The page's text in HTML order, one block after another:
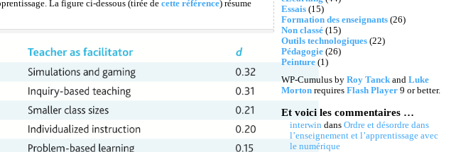
La figure ci-dessous (tirée de cette référence) résume
Essais(15)
Formation des enseignants(26)
Non classé(15)
Outils technologiques(22)
Pédagogie(26)
Peinture(1)
WP-Cumulus by Roy Tanckand Luke
Mortonrequires Flash Player9 or better.
Et voici les commentaires …
interwin dans Ordre et désordre dans
l’enseignement et l’apprentissage avec
le numérique